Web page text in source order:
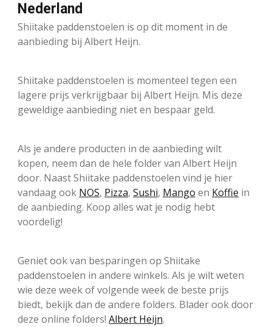
Nederland
Shiitake paddenstoelen is op dit moment in de
aanbieding bij Albert Heijn.
Shiitake paddenstoelen is momenteel tegen een
lagere prijs verkrijgbaar bij Albert Heijn. Mis deze
geweldige aanbieding niet en bespaar geld.
Als je andere producten in de aanbieding wilt
kopen, neem dan de hele folder van Albert Heijn
door. Naast Shiitake paddenstoelen vind je hier
vandaag ook NOS, Pizza, Sushi, Mango en Koffie in
de aanbieding. Koop alles wat je nodig hebt
voordelig!
Geniet ook van besparingen op Shiitake
paddenstoelen in andere winkels. Als je wilt weten
wie deze week of volgende week de beste prijs
biedt, bekijk dan de andere folders. Blader ook door
deze online folders! Albert Heijn.